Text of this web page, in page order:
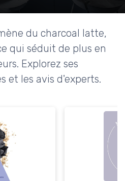
du charcoal latte,
qui séduit de plus en
Explorez ses
et les avis d'experts.